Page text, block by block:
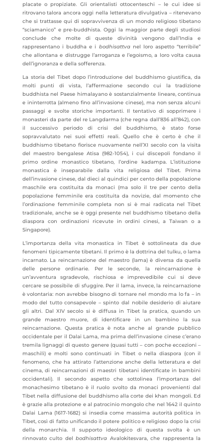
placate o propiziate. Gli orientalisti ottocenteschi – le cui idee si
ritrovano talora ancora oggi nella letteratura divulgativa – ritenevano
che si trattasse qui di sopravvivenza di un mondo religioso tibetano
“sciamanico” e pre-buddhista. Oggi la maggior parte degli studiosi
conclude che molte di queste divinità vengono dall’India e
rappresentano i buddha e i bodhisattvanel loro aspetto “terribile”
che allontana e distrugge l’arroganza e l’egoismo, a loro volta causa
dell’ignoranza e della sofferenza.
La storia del Tibet dopo l’introduzione del buddhismo giustifica, da
molti punti di vista, l’affermazione secondo cui la tradizione
buddhista nel Paese himalayano è sostanzialmente lineare, continua
e ininterrotta (almeno fino all’invasione cinese), ma non senza alcuni
passaggi e svolte storiche importanti. Il tentativo di sopprimere i
monasteri da parte del re Langdarma (che regna dall’836 all’842), con
il successivo periodo di crisi del buddhismo, è stato forse
sopravvalutato nei suoi effetti reali. Quello che è certo è che il
buddhismo tibetano fiorisce nuovamente nell’XI secolo con la visita
del maestro bengalese Atisa (982-1054), i cui discepoli fondano il
primo ordine monastico tibetano, l’ordine kadampa. L’istituzione
monastica è inseparabile dalla vita religiosa del Tibet. Prima
dell’invasione cinese, dal dieci al quindici per cento della popolazione
maschile era costituita da monaci (ma solo il tre per cento della
popolazione femminile era costituita da novizie, dal momento che
l’ordinazione femminile completa non si è mai radicata nel Tibet
tradizionale, anche se è oggi presente nel buddhismo tibetano della
diaspora con ordinazioni ricevute in ordini cinesi, a Taiwan o a
Singapore).
L’importanza della vita monastica in Tibet è sottolineata da due
fenomeni tipicamente tibetani. Il primo è la dottrina del tulku, o lama
incarnato. La reincarnazione del maestro (lama) è diversa da quella
delle persone ordinarie. Per le seconde, la reincarnazione è
un’avventura sgradevole, rischiosa e imprevedibile cui si deve
cercare se possibile di sfuggire. Per il lama, invece, la reincarnazione
è volontaria: non avrebbe bisogno di tornare nel mondo ma lo fa – in
modo del tutto consapevole – spinto dal nobile desiderio di aiutare
gli altri. Dal XIV secolo si è diffusa in Tibet la pratica, quando un
grande maestro muore, di identificare in un bambino la sua
reincarnazione. Questa pratica è nota anche al grande pubblico
occidentale per il Dalai Lama, ma prima dell’invasione cinese c’erano
tremila lignaggi di questo genere (quasi tutti – con poche eccezioni –
maschili) e molti sono continuati in Tibet o nella diaspora (con il
fenomeno, che ha attirato l’attenzione anche della letteratura e del
cinema, di reincarnazioni di maestri tibetani identificate in bambini
occidentali). Il secondo aspetto che sottolinea l’importanza del
monachesimo tibetano è il ruolo svolto da monaci provenienti dal
Tibet nella diffusione del buddhismo alla corte dei khan mongoli. Ed
è grazie alla protezione e al patrocinio mongolo che nel 1642 il quinto
Dalai Lama (1617-1682) si insedia come massima autorità politica in
Tibet, così di fatto unificando il potere politico e religioso dopo la crisi
della monarchia. Il supporto ideologico di questa svolta è un
rinnovato culto delbodhisattva Avalokitesvara, che rappresenta la